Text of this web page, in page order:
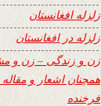
زلزله افغانستان
زلزله در افغانستان
زن و زندگی – زن و
همچنان اشعار و
فرخنده